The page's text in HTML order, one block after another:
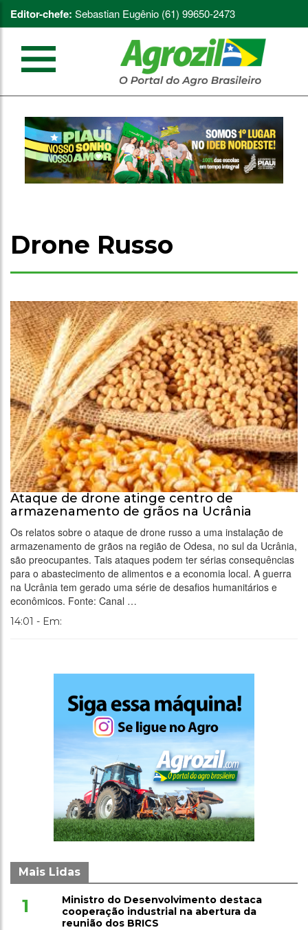
Editor-chefe: Sebastian Eugênio (61) 99650-2473
Drone Russo
Ataque de drone atinge centro de
armazenamento de grãos na Ucrânia
Os relatos sobre o ataque de drone russo a uma instalação de
armazenamento de grãos na região de Odesa, no sul da Ucrânia,
são preocupantes. Tais ataques podem ter sérias consequências
para o abastecimento de alimentos e a economia local. A guerra
na Ucrânia tem gerado uma série de desafios humanitários e
econômicos. Fonte: Canal …
14:01 - Em:
Mais Lidas
1
Ministro do Desenvolvimento destaca
cooperação industrial na abertura da
reunião dos BRICS